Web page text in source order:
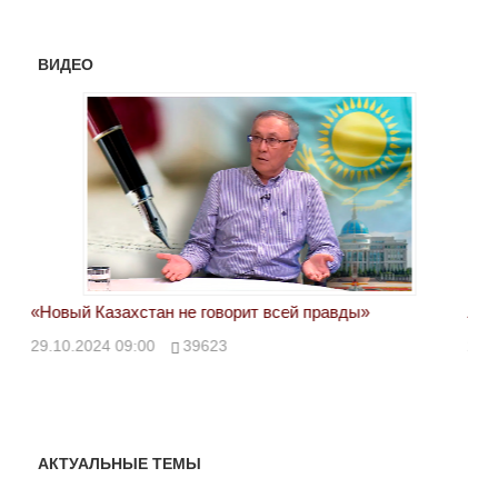
ВИДЕО
«Новый Казахстан не говорит всей правды»
29.10.2024 09:00 39623
АКТУАЛЬНЫЕ ТЕМЫ